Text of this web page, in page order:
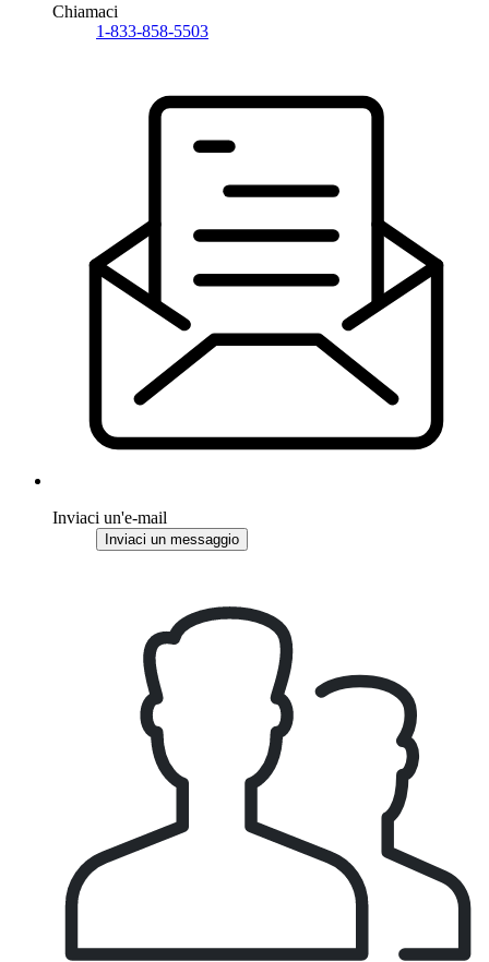
Chiamaci
1-833-858-5503
Inviaci un'e-mail
Inviaci un messaggio